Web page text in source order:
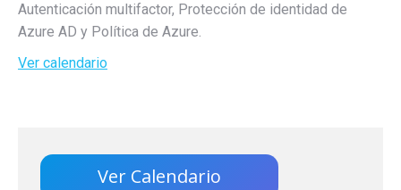
Autenticación multifactor, Protección de identidad de
Azure AD y Política de Azure.
Ver calendario
Ver Calendario